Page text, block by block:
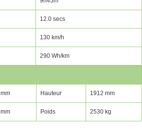
12.0 secs
130 km/h
290 Wh/km
Hauteur 1912 mm
Poids 2530 kg